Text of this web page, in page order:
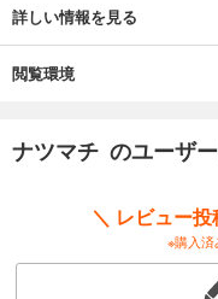
詳しい情報を見る
閲覧環境
ナツマチ のユーザ
＼ レビュー
※購入